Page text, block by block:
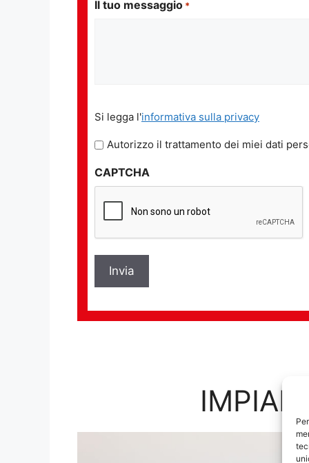
Il tuo messaggio *
legga
l'informativa
privacy
Si legga l'informativa sulla privacy
Autorizzo il trattamento dei miei dati
CAPTCHA